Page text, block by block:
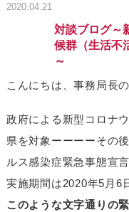
2020.04.21
対談ブログ～
候群（生活不
～
こんにちは、事務局長
政府による新型コロナ
県を対象ーーーーその
ルス感染症緊急事態宣
実施期間は2020年5月6
このような文字通りの